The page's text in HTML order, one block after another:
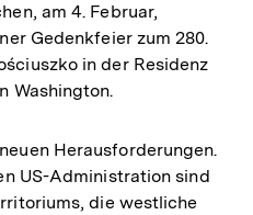
am 4. Februar,
Gedenkfeier zum 280.
in der Residenz
Washington.
Herausforderungen.
US-Administration sind
die westliche